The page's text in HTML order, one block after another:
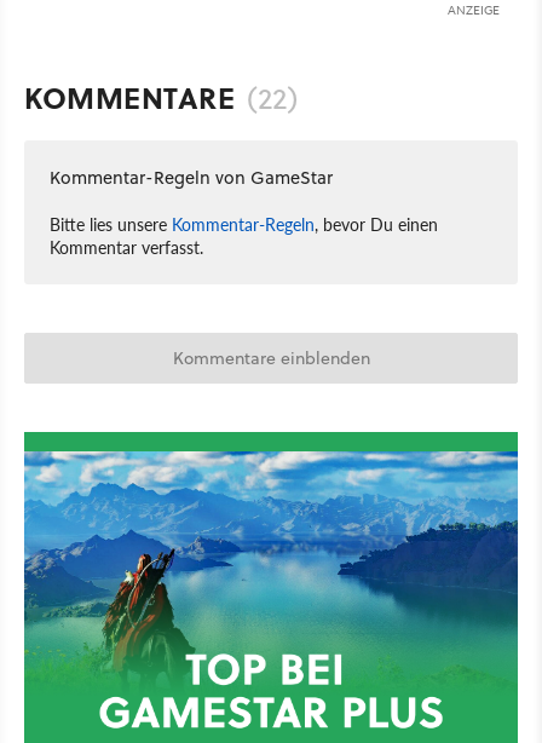
ANZEIGE
KOMMENTARE (22)
Kommentar-Regeln von GameStar
Bitte lies unsere Kommentar-Regeln, bevor Du einen
Kommentar verfasst.
Kommentare einblenden